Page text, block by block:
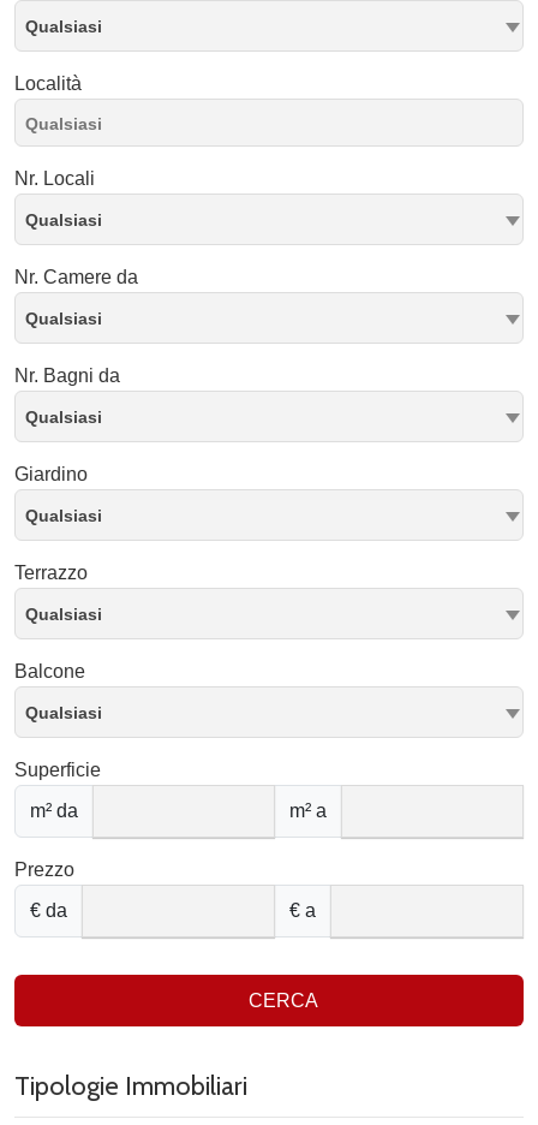
Qualsiasi
Località
Nr. Locali
Qualsiasi
Nr. Camere da
Qualsiasi
Nr. Bagni da
Qualsiasi
Giardino
Qualsiasi
Terrazzo
Qualsiasi
Balcone
Qualsiasi
Superficie
m² da
m² a
Prezzo
€ da
€ a
CERCA
Tipologie Immobiliari